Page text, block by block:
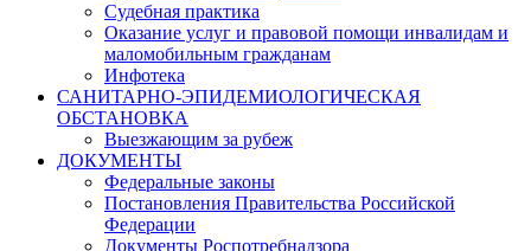
Судебная практика
Оказание услуг и правовой помощи инвалидам и
маломобильным гражданам
Инфотека
САНИТАРНО-ЭПИДЕМИОЛОГИЧЕСКАЯ
ОБСТАНОВКА
Выезжающим за рубеж
ДОКУМЕНТЫ
Федеральные законы
Постановления Правительства Российской
Федерации
Документы Роспотребнадзора